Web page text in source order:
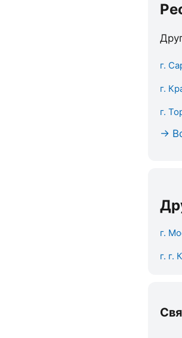
г.
г.
г.
→
г.
г. г.